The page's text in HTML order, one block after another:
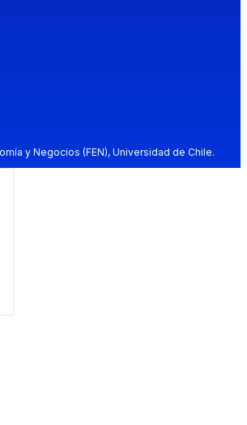
y Negocios (FEN), Universidad de Chile.